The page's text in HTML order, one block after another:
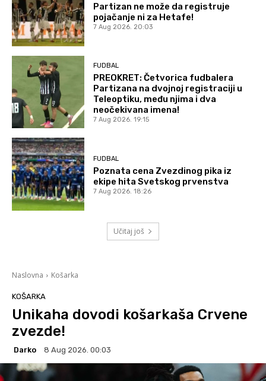
Partizan ne može da registruje
pojačanje ni za Hetafe!
7 Aug 2026. 20:03
FUDBAL
PREOKRET: Četvorica fudbalera
Partizana na dvojnoj registraciji u
Teleoptiku, među njima i dva
neočekivana imena!
7 Aug 2026. 19:15
FUDBAL
Poznata cena Zvezdinog pika iz
ekipe hita Svetskog prvenstva
7 Aug 2026. 18:26
Učitaj još